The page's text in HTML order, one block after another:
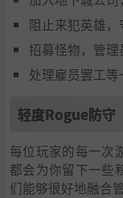
阻止来犯英雄
招募怪物，管
处理雇员罢工
轻度Rogue防守
每位玩家的每一次
都会为你留下一些
们能够很好地融合